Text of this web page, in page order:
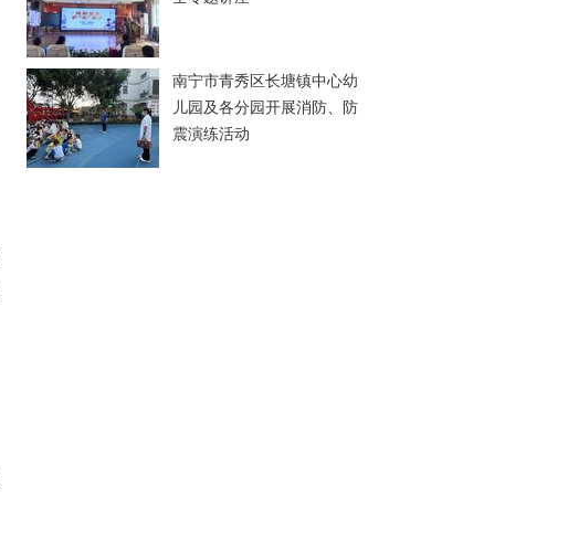
南宁市青秀区长塘镇中心幼
儿园及各分园开展消防、防
震演练活动